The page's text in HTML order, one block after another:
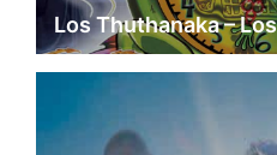
Los Thuthanaka –